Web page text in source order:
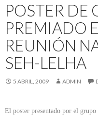
POSTER DE
PREMIADO
REUNIÓN
SEH-LELHA
5 ABRIL, 2009 ADMIN
El poster presentado por el grupo